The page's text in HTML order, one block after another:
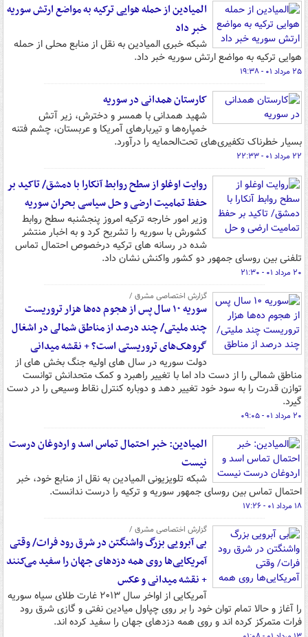
المیادین از حمله هوایی ترکیه به مواضع ارتش سوریه
خبر داد
شبکه خبری المیادین به نقل از منابع محلی از حمله
هوایی ترکیه به مواضع ارتش سوریه خبر داد.
۲۵ مرداد ۰۱ - ۱۹:۳۸
کارستان همدانی در سوریه
شهید همدانی با همسر و دخترش، زیر آتش
خمپاره‌ها و تیربارهای آمریکا و عربستان، چشم فتنه
بسیار خطرناک‌ تکفیری‌های تحت‌الحمایه را درآورد.
۲۲ مرداد ۰۱ - ۲۲:۳۳
روایت اوغلو از سطح روابط آنکارا با دمشق/ تاکید بر
حفظ تمامیت ارضی و حل سیاسی بحران سوریه
وزیر امور خارجه ترکیه امروز پنجشنبه سطح روابط
کشورش با سوریه را تشریح کرد و به اخبار منتشر
شده در رسانه های ترکیه درخصوص احتمال تماس
تلفنی بین روسای جمهور دو کشور واکنش نشان داد.
۲۰ مرداد ۰۱ - ۲۱:۳۰
گزارش اختصاصی مشرق /
سوریه ۱۰ سال پس از هجوم ده‌ها هزار تروریست
چند ملیتی/ چند درصد از مناطق شمالی در اشغال
گروهک‌های تروریستی است؟ + نقشه میدانی
دولت سوریه در سال های اولیه جنگ بخش های از
مناطق شمالی را از دست داد اما با تغییر راهبرد و کمک متحدانش توانست
توازن قدرت را به سود خود تغییر دهد و دوباره کنترل نقاط وسیعی را در دست
گیرد.
۲۰ مرداد ۰۱ - ۰۹:۰۵
المیادین: خبر احتمال تماس اسد و اردوغان درست
نیست
شبکه تلویزیونی المیادین به نقل از منابع خود، خبر
احتمال تماس بین روسای جمهور سوریه و ترکیه را درست ندانست.
۱۸ مرداد ۰۱ - ۱۷:۲۶
گزارش اختصاصی مشرق /
بی آبرویی بزرگ واشنگتن در شرق رود فرات/ وقتی
آمریکایی‌ها روی همه دزدهای جهان را سفید می‌کنند
+ نقشه میدانی و عکس
آمریکایی از اواخر سال ۲۰۱۳ غارت طلای سیاه سوریه
را آغاز و حالا تمام توان خود را بر روی چپاول میادین نفتی و گازی شرق رود
فرات متمرکز کرده اند و روی همه دزدهای جهان را سفید کرده اند.